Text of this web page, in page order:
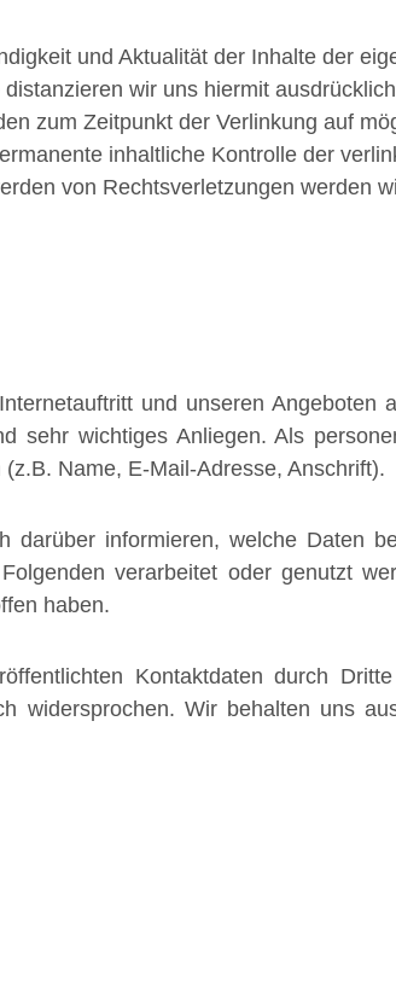
und Aktualität der Inhalte der
wir uns hiermit
zum Zeitpunkt der Verlinkung auf
inhaltliche Kontrolle der
von Rechtsverletzungen werden
und unseren
sehr wichtiges Anliegen. Als
Name, E-Mail-Adresse, Anschrift).
darüber informieren, welche Daten
verarbeitet oder genutzt
haben.
Kontaktdaten durch
widersprochen. Wir behalten uns